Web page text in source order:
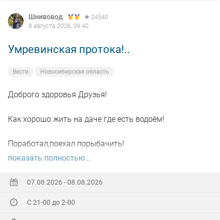
Шнивовод
24540
8 августа 2026, 09:40
Умревинская протока!..
Вести Новосибирская область
Доброго здоровья Друзья!
Как хорошо жить на даче где есть водоём!
Поработал,поехал порыбачить!
поработал"цирюльником" 😂в теплицах!
А вечером захотелось повторить предыдущее "ночное
показать полностью...
07.08.2026 - 08.08.2026
С 21-00 до 2-00